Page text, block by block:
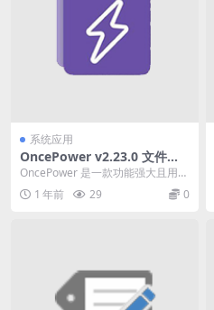
系统应用
OncePower v2.23.0 文件重
命名工具中文绿色版下载
OncePower 是一款功能强大且用户
友好的文件重命名工具，它提供了
多种文件重...
1 年前 29 0